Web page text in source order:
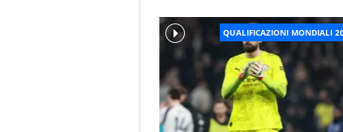
QUALIFICAZIONI MONDIALI